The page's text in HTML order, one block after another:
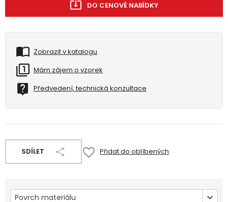
DO CENOVÉ NABÍDKY
Zobrazit v katalogu
Mám zájem o vzorek
Předvedení, technická konzultace
SDÍLET Přidat do oblíbených
Povrch materiálu